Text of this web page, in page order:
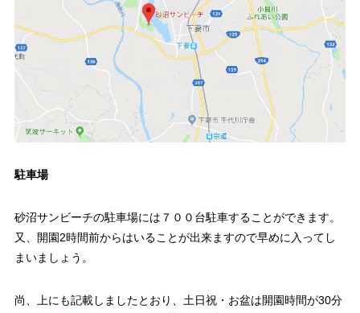
駐車場
砂沼サンビーチの駐車場には７００台駐車することができます。
又、開園2時間前からはいることが出来ますので早めに入ってし
まいましょう。
尚、上にも記載しましたとおり、土日祝・お盆は開園時間が30分